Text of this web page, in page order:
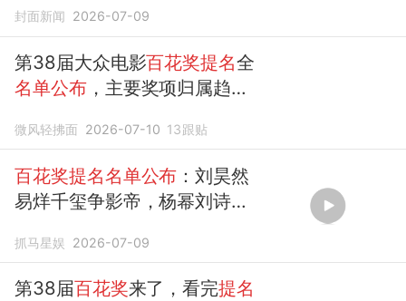
子枫 、卫诗雅等提名
主角”
封面新闻 2026-07-09
第38届大众电影百花奖提名全
名单公布，主要奖项归属趋势
微风轻拂面 2026-07-10 13跟贴
百花奖提名名单公布 ：刘昊然
易烊千玺争影帝，杨幂刘诗诗
抓马星娱 2026-07-09
第38届百花奖来了，看完提名